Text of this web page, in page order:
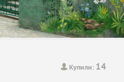
Купили: 14